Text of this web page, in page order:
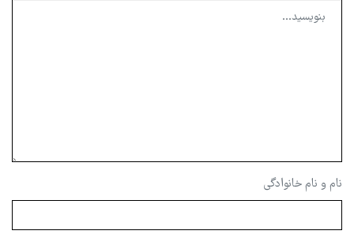
نام و نام خانوادگی